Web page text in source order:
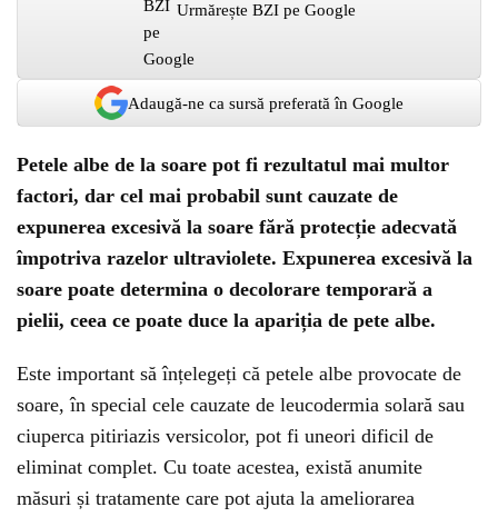
Urmărește BZI pe Google
Adaugă-ne ca sursă preferată în Google
Petele albe de la soare pot fi rezultatul mai multor
factori, dar cel mai probabil sunt cauzate de
expunerea excesivă la soare fără protecție adecvată
împotriva razelor ultraviolete. Expunerea excesivă la
soare poate determina o decolorare temporară a
pielii, ceea ce poate duce la apariția de pete albe.
Este important să înțelegeți că petele albe provocate de
soare, în special cele cauzate de leucodermia solară sau
ciuperca pitiriazis versicolor, pot fi uneori dificil de
eliminat complet. Cu toate acestea, există anumite
măsuri și tratamente care pot ajuta la ameliorarea